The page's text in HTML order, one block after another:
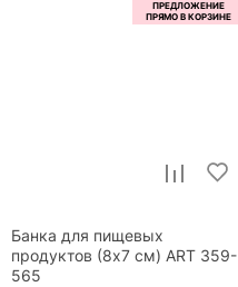
Банка для пищевых
продуктов (8x7 см) ART 359-
565